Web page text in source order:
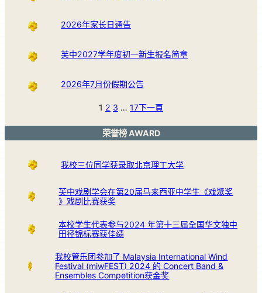
2026年家长日通告
芙中2027学年度初一新生报名简章
2026年7月份假期公告
1 2 3 … 17下一頁
荣誉榜 AWARD
我校三位同学获录取北京理工大学
芙中戏剧学会在第20届马来西亚中学生《戏聚奖
》戏剧比赛获奖
本校学生代表参与2024 年第十三届全国华文独中
田径锦标赛获佳绩
我校管乐团参加了 Malaysia International Wind
Festival (miwFEST) 2024 的 Concert Band &
Ensembles Competition获金奖